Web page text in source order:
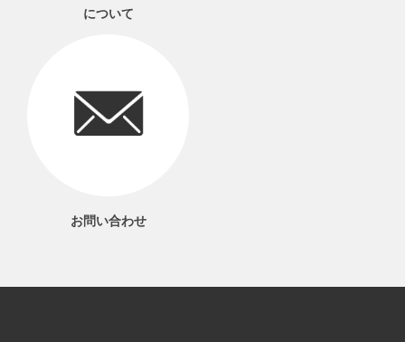
について
お問い合わせ